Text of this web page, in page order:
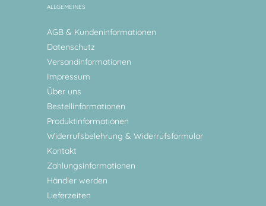
ALLGEMEINES
AGB & Kundeninformationen
Datenschutz
Versandinformationen
Impressum
Über uns
Bestellinformationen
Produktinformationen
Widerrufsbelehrung & Widerrufsformular
Kontakt
Zahlungsinformationen
Händler werden
Lieferzeiten